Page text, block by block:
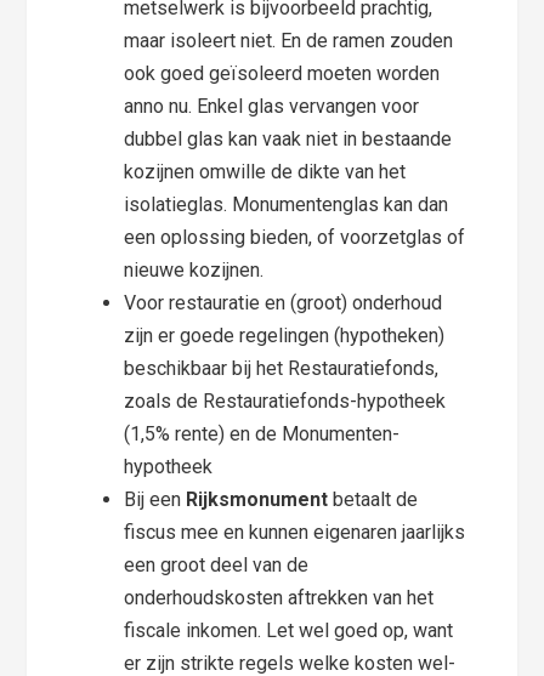
metselwerk is bijvoorbeeld prachtig,
maar isoleert niet. En de ramen zouden
ook goed geïsoleerd moeten worden
anno nu. Enkel glas vervangen voor
dubbel glas kan vaak niet in bestaande
kozijnen omwille de dikte van het
isolatieglas. Monumentenglas kan dan
een oplossing bieden, of voorzetglas of
nieuwe kozijnen.
Voor restauratie en (groot) onderhoud
zijn er goede regelingen (hypotheken)
beschikbaar bij het Restauratiefonds,
zoals de Restauratiefonds-hypotheek
(1,5% rente) en de Monumenten-
hypotheek
Bij een Rijksmonument betaalt de
fiscus mee en kunnen eigenaren jaarlijks
een groot deel van de
onderhoudskosten aftrekken van het
fiscale inkomen. Let wel goed op, want
er zijn strikte regels welke kosten wel-